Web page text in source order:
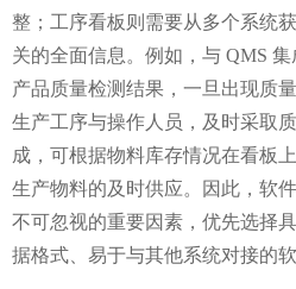
整；工序看板则需要从多个系统
关的全面信息。例如，与 QMS
产品质量检测结果，一旦出现质
生产工序与操作人员，及时采取
成，可根据物料库存情况在看板
生产物料的及时供应。因此，软
不可忽视的重要因素，优先选择
据格式、易于与其他系统对接的软